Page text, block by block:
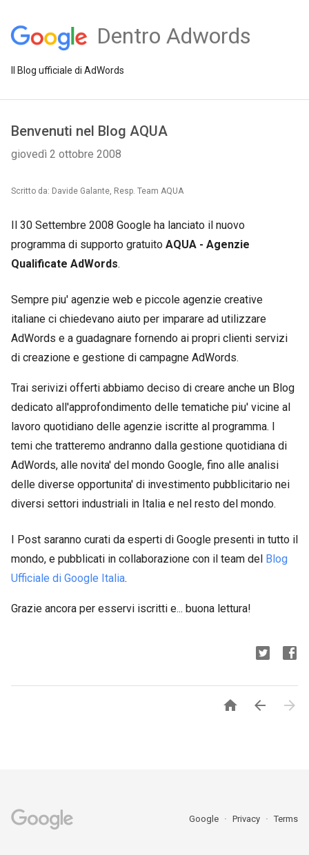
Dentro Adwords
Il Blog ufficiale di AdWords
Benvenuti nel Blog AQUA
giovedì 2 ottobre 2008
Scritto da: Davide Galante, Resp. Team AQUA
Il 30 Settembre 2008 Google ha lanciato il nuovo
programma di supporto gratuito AQUA - Agenzie
Qualificate AdWords.
Sempre piu' agenzie web e piccole agenzie creative
italiane ci chiedevano aiuto per imparare ad utilizzare
AdWords e a guadagnare fornendo ai propri clienti servizi
di creazione e gestione di campagne AdWords.
Trai serivizi offerti abbiamo deciso di creare anche un Blog
dedicato all'approfondimento delle tematiche piu' vicine al
lavoro quotidiano delle agenzie iscritte al programma. I
temi che tratteremo andranno dalla gestione quotidiana di
AdWords, alle novita' del mondo Google, fino alle analisi
delle diverse opportunita' di investimento pubblicitario nei
diversi settori industriali in Italia e nel resto del mondo.
I Post saranno curati da esperti di Google presenti in tutto il
mondo, e pubblicati in collaborazione con il team del Blog
Ufficiale di Google Italia.
Grazie ancora per esservi iscritti e... buona lettura!
  
Google Privacy Terms